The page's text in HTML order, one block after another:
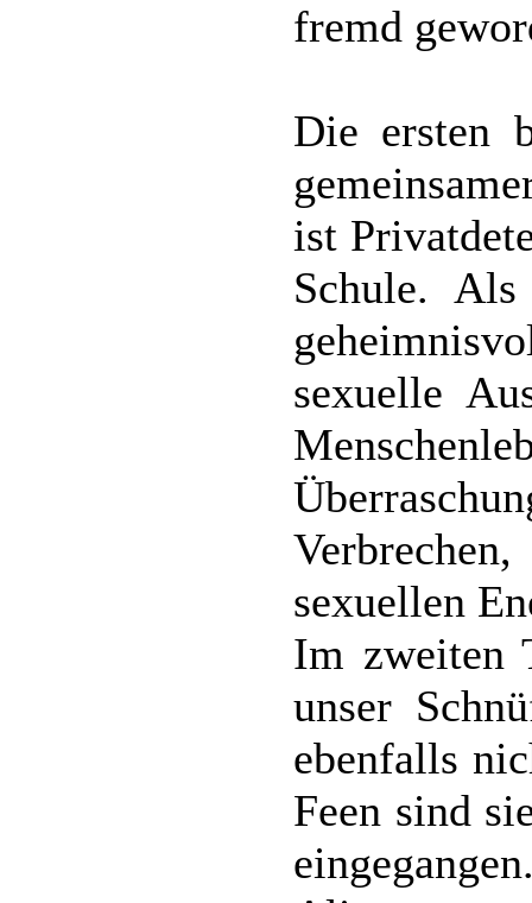
fremd
Die ersten
ist
Schule.
sexuelle
sexuellen
Im zweiten
unser
ebenfalls
Feen sind